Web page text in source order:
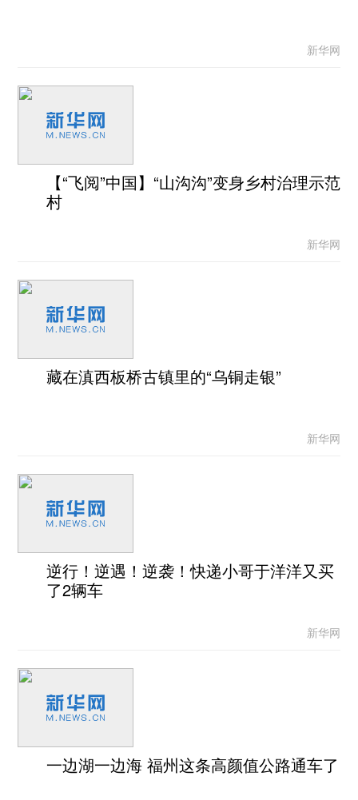
新华网
【“飞阅”中国】“山沟沟”变身乡村治理示范
村
新华网
藏在滇西板桥古镇里的“乌铜走银”
新华网
逆行！逆遇！逆袭！快递小哥于洋洋又买
了2辆车
新华网
一边湖一边海 福州这条高颜值公路通车了